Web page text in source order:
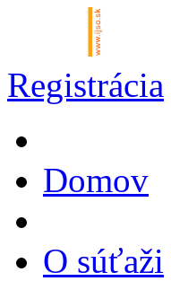
Registrácia
Domov
O súťaži